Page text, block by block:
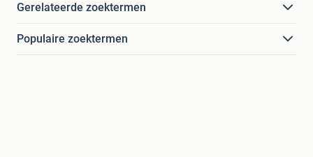
Gerelateerde zoektermen
Populaire zoektermen